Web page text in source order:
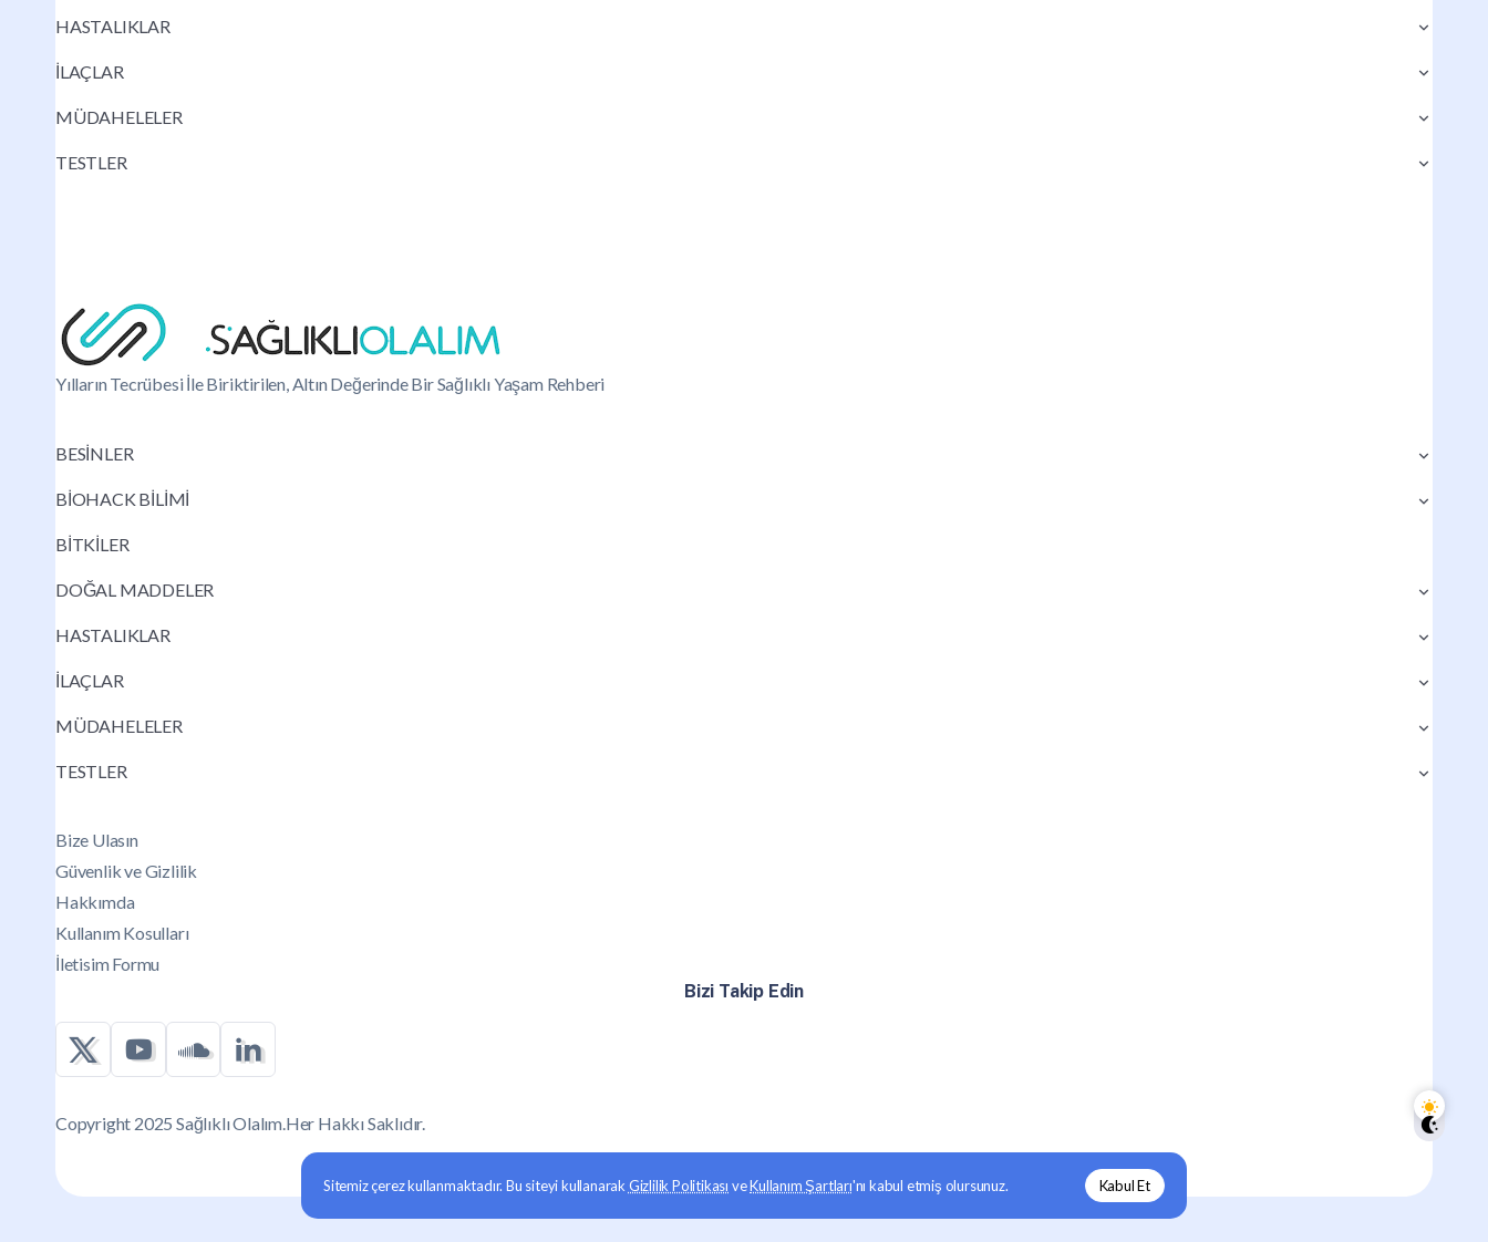
HASTALIKLAR
İLAÇLAR
MÜDAHELELER
TESTLER
Yılların Tecrübesi İle Biriktirilen, Altın Değerinde Bir Sağlıklı Yaşam Rehberi
BESİNLER
BİOHACK BİLİMİ
BİTKİLER
DOĞAL MADDELER
HASTALIKLAR
İLAÇLAR
MÜDAHELELER
TESTLER
Bize Ulasın
Güvenlik ve Gizlilik
Hakkımda
Kullanım Kosulları
İletisim Formu
Bizi Takip Edin
Copyright 2025 Sağlıklı Olalım.Her Hakkı Saklıdır.
Sitemiz çerez kullanmaktadır. Bu siteyi kullanarak Gizlilik Politikası veKullanım Şartları'nı kabul etmiş olursunuz. Kabul Et